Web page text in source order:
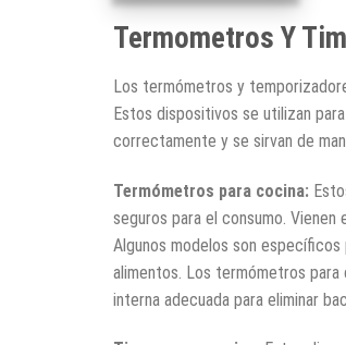
Termometros Y
Los termómetros y
Estos dispositivos se utilizan
correctamente y se sirvan de
Termómetros para cocina:
seguros para el consumo.
Algunos modelos son
alimentos. Los termómetros para
interna adecuada para eliminar